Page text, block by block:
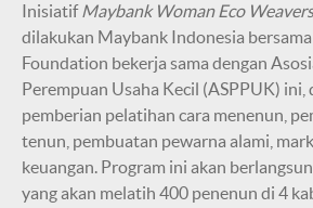
InisiatifMaybank Woman Eco Weavers
dilakukan Maybank Indonesia
Foundation bekerja sama dengan
Perempuan Usaha Kecil (ASPPUK) ini,
pemberian pelatihan cara menenun,
tenun, pembuatan pewarna alami,
keuangan. Program ini akan
yang akan melatih 400 penenun di 4